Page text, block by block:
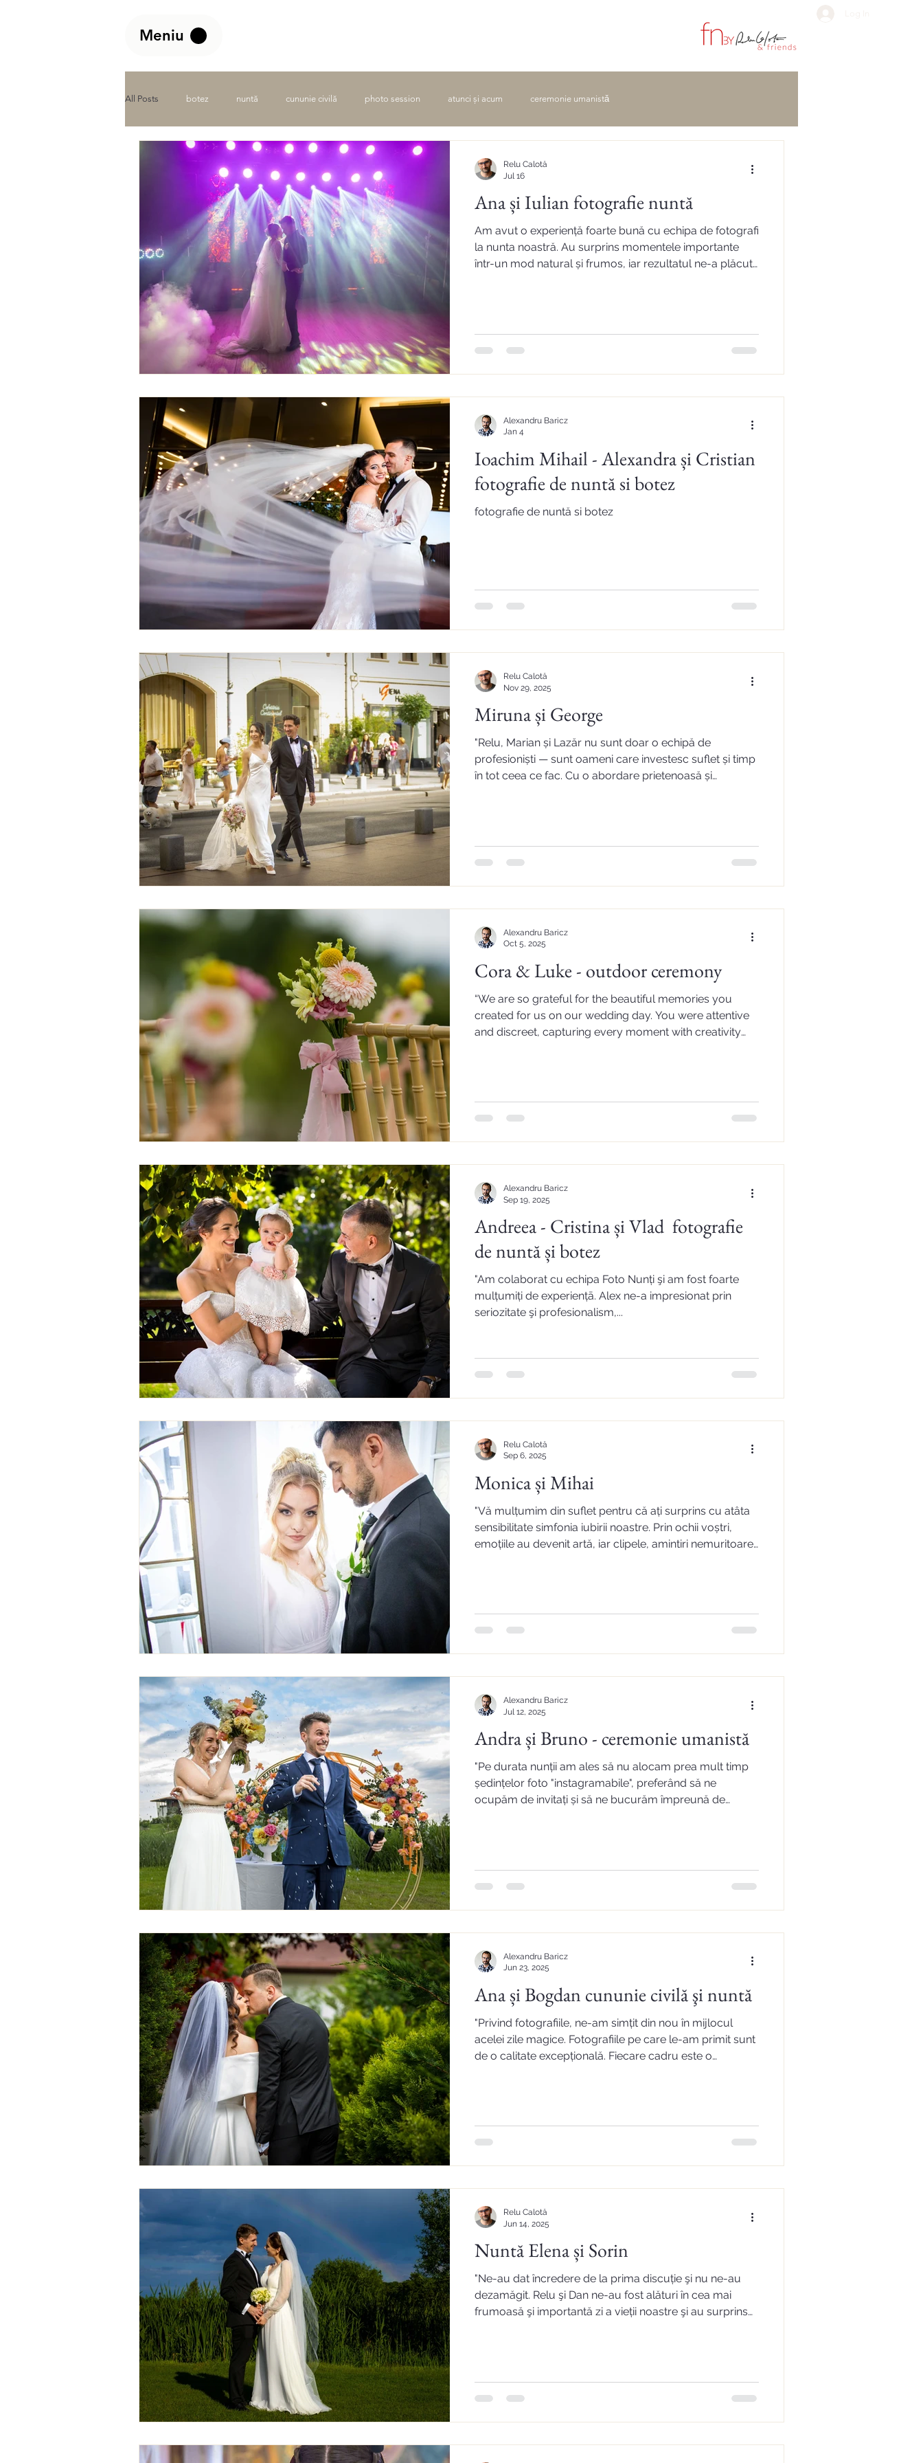
Meniu
All Posts botez nuntă cununie civilă photo session atunci și acum ceremonie umanistǎ
Ana și Iulian fotografie nuntă
Am avut o experiență foarte bună cu echipa de fotografi
la nunta noastră. Au surprins momentele importante
într-un mod natural și frumos, iar rezultatul ne-a plăcut
Relu Calotă
Jul 16
Ioachim Mihail - Alexandra și Cristian
fotografie de nuntă si botez
fotografie de nuntă si botez
Alexandru Baricz
Jan 4
Miruna și George
"Relu, Marian și Lazăr nu sunt doar o echipă de
profesioniști — sunt oameni care investesc suflet și timp
în tot ceea ce fac. Cu o abordare prietenoasă și
o amintire superbă a uneia dintre cele mai speciale zile
Relu Calotă
Nov 29, 2025
Cora & Luke - outdoor ceremony
“We are so grateful for the beautiful memories you
created for us on our wedding day. You were attentive
and discreet, capturing every moment with creativity
guests and the vibrant energy of the party. Receiving a
Alexandru Baricz
Oct 5, 2025
Andreea - Cristina și Vlad fotografie
de nuntă și botez
"Am colaborat cu echipa Foto Nunți şi am fost foarte
mulțumiți de experiențā. Alex ne-a impresionat prin
seriozitate şi profesionalism,...
Alexandru Baricz
Sep 19, 2025
Monica și Mihai
"Vă mulțumim din suflet pentru că ați surprins cu atâta
sensibilitate simfonia iubirii noastre. Prin ochii voștri,
emoțiile au devenit artă, iar clipele, amintiri nemuritoare.
Relu Calotă
Sep 6, 2025
Andra și Bruno - ceremonie umanistă
"Pe durata nunții am ales să nu alocam prea mult timp
ședințelor foto "instagramabile", preferând să ne
ocupăm de invitați și să ne bucurăm împreună de
Alexandru Baricz
Jul 12, 2025
Ana și Bogdan cununie civilă şi nuntă
"Privind fotografiile, ne-am simțit din nou în mijlocul
acelei zile magice. Fotografiile pe care le-am primit sunt
de o calitate excepțională. Fiecare cadru este o
Alexandru Baricz
Jun 23, 2025
Nuntă Elena și Sorin
"Ne-au dat încredere de la prima discuție şi nu ne-au
dezamăgit. Relu şi Dan ne-au fost alături în cea mai
frumoasă şi importantă zi a vieții noastre şi au surprins
noastră) şi pe deplin mulțumiți pentru decizia de a-i
Relu Calotă
Jun 14, 2025